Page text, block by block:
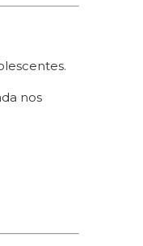
nos